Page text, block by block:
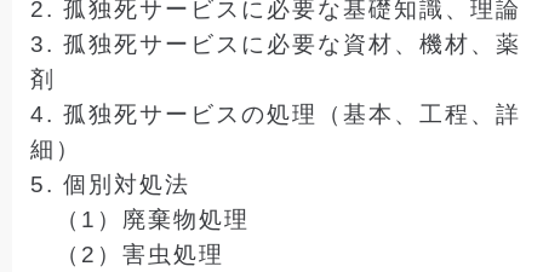
2. 孤独死サービスに必要な基礎知識、理論
3. 孤独死サービスに必要な資材、機材、薬
剤
4. 孤独死サービスの処理（基本、工程、詳
細）
5. 個別対処法
（1） 廃棄物処理
（2）害虫処理